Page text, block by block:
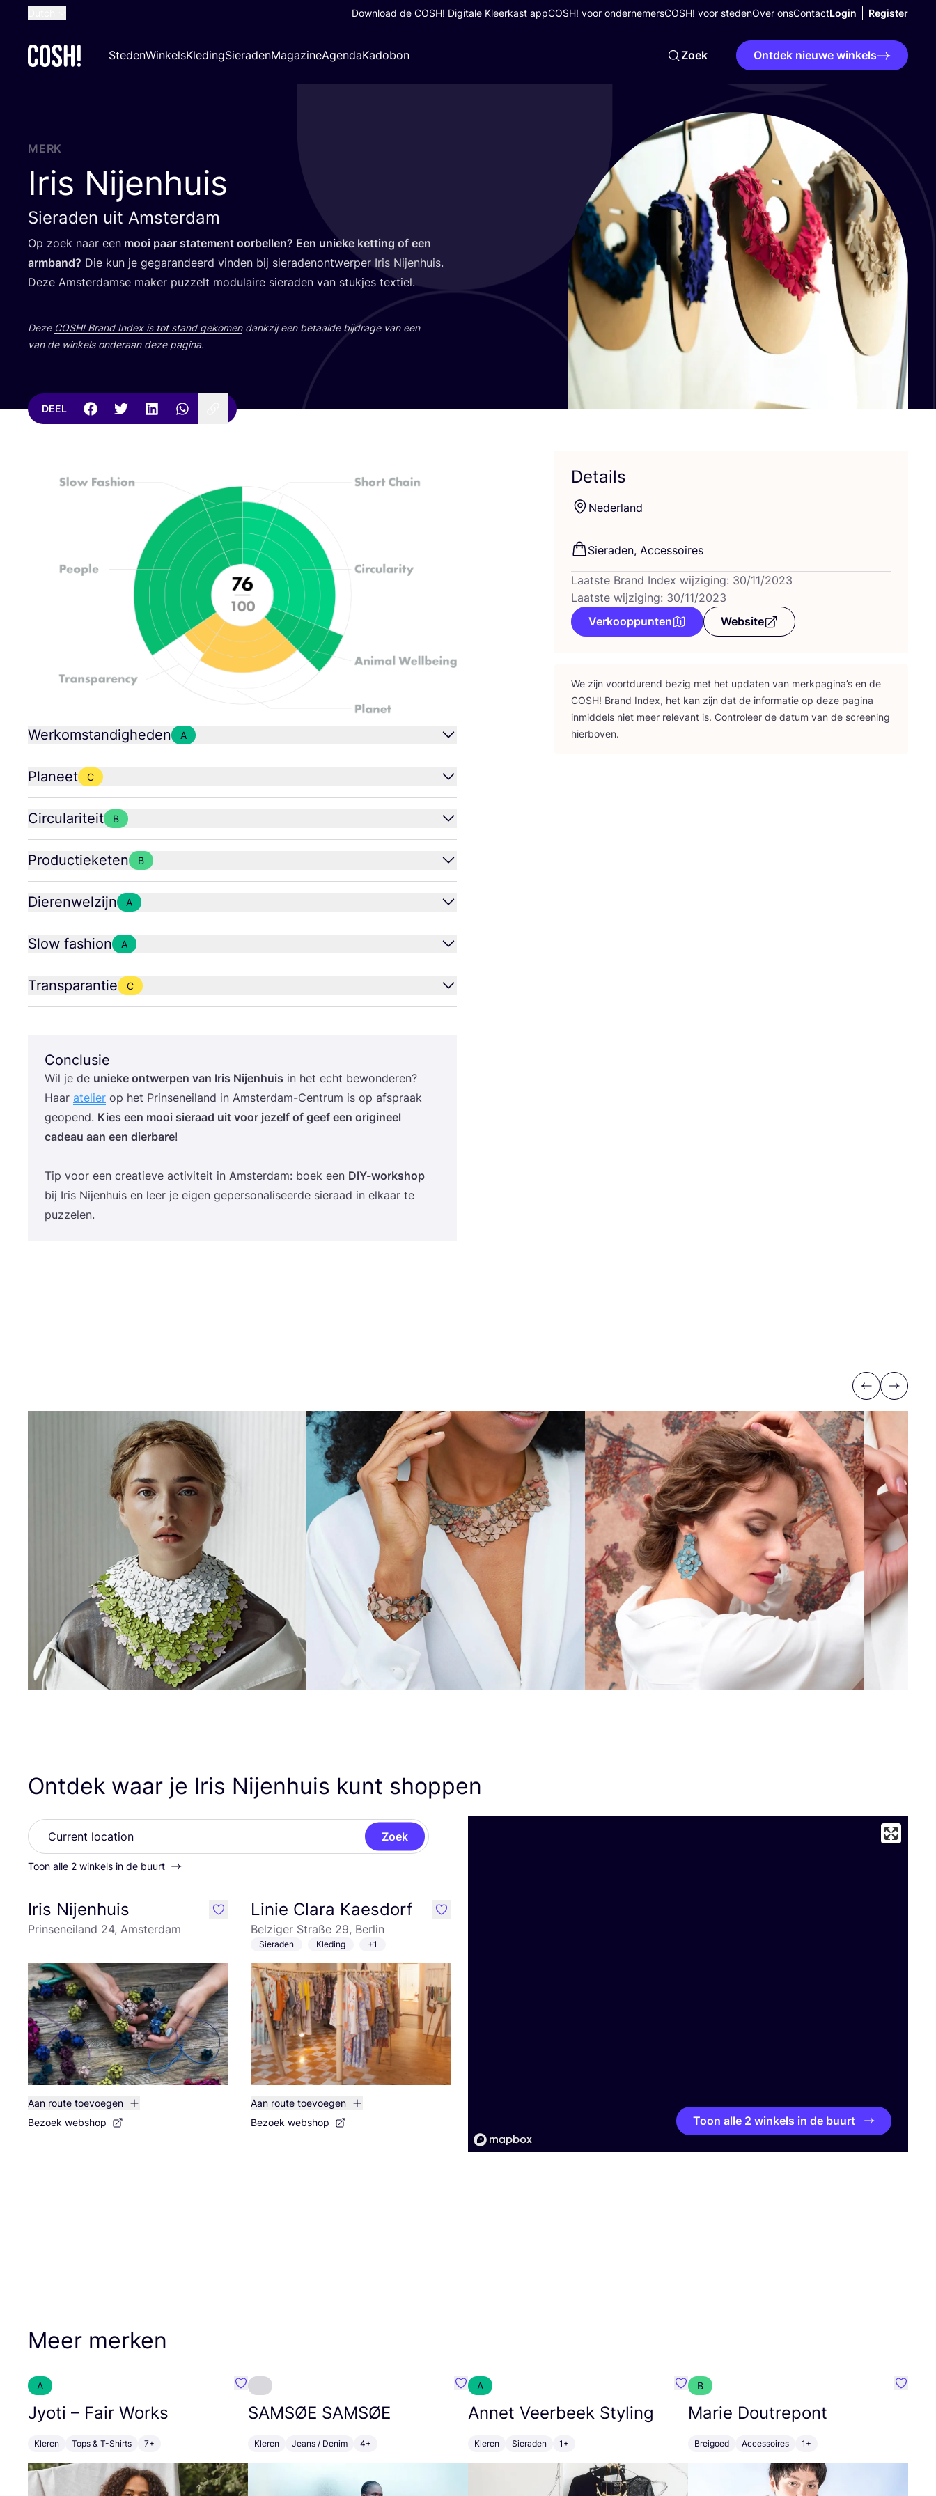
French
Croatian
Download de COSH! Digitale Kleerkast appCOSH! voor ondernemersCOSH! voor stedenOver onsContactLogin Register
StedenWinkelsKledingSieradenMagazineAgendaKadobon Zoek Ontdek nieuwe winkels
MERK
Iris Nijenhuis
Sieraden uit Amsterdam
Op zoek naar een mooi paar sta­te­ment oor­bel­len? Een unie­ke ket­ting of een
arm­band? Die kun je gega­ran­deerd vin­den bij sie­ra­den­ont­wer­per Iris Nij­en­huis.
Deze Amster­dam­se maker puz­zelt modu­lai­re sie­ra­den van stuk­jes textiel.
Deze COSH! Brand Index is tot stand geko­mendank­zij een betaal­de bij­dra­ge van een
van de win­kels onder­aan deze pagina.
DEEL
Werkomstandigheden A
Planeet C
Circulariteit B
Productieketen B
Dierenwelzijn A
Slow fashion A
Transparantie C
Conclusie
Wil je de unie­ke ont­wer­pen van Iris Nij­en­huis in het echt bewon­de­ren?
Haar ate­lier op het Prin­sen­ei­land in Amster­dam-Cen­trum is op afspraak
geo­pend. Kies een mooi sie­raad uit voor jezelf of geef een ori­gi­neel
cadeau aan een dier­ba­re!
Tip voor een cre­a­tie­ve acti­vi­teit in Amster­dam: boek een DIY-work­shop
bij Iris Nij­en­huis en leer je eigen geper­so­na­li­seer­de sie­raad in elkaar te
puzzelen.
Details
Neder­land
Sie­ra­den, Accessoires
Laatste Brand Index wijziging: 30/11/2023
Laatste wijziging: 30/11/2023
Verkooppunten
Website
We zijn voort­du­rend bezig met het upda­ten van merk­pa­gi­na’s en de
COSH! Brand Index, het kan zijn dat de infor­ma­tie op deze pagi­na
inmid­dels niet meer rele­vant is. Con­tro­leer de datum van de scree­ning
hierboven.
Previous
Next
Ontdek waar je Iris Nijenhuis kunt shoppen
Zoek
Toon alle 2 winkels in de buurt
Iris Nijenhuis
Prinseneiland 24, Amsterdam
Aan route toevoegen
Bezoek webshop
like Linie Clara Kaesdorf
Belziger Straße 29, Berlin
Sieraden Kleding +1
Aan route toevoegen
Bezoek webshop
like
Toon alle 2 winkels in de buurt
Meer merken
A
Jyoti – Fair Works
Kleren Tops & T-Shirts 7+
Favoriete {naam}
SAMSØE SAMSØE
Kleren Jeans / Denim 4+
Favoriete {naam}
A
Annet Veerbeek Styling
Kleren Sieraden 1+
Favoriete {naam}
B
Marie Doutrepont
Breigoed Accessoires 1+